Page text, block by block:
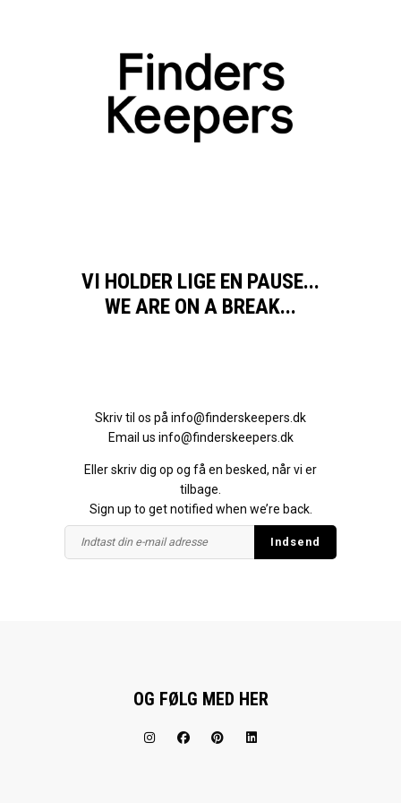
VI HOLDER LIGE EN PAUSE...
WE ARE ON A BREAK...
Skriv til os på info@finderskeepers.dk
Email us info@finderskeepers.dk
Eller skriv dig op og få en besked, når vi er
tilbage.
Sign up to get notified when we’re back.
OG FØLG MED HER